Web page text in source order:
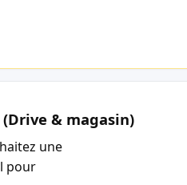
& magasin)
une
pour